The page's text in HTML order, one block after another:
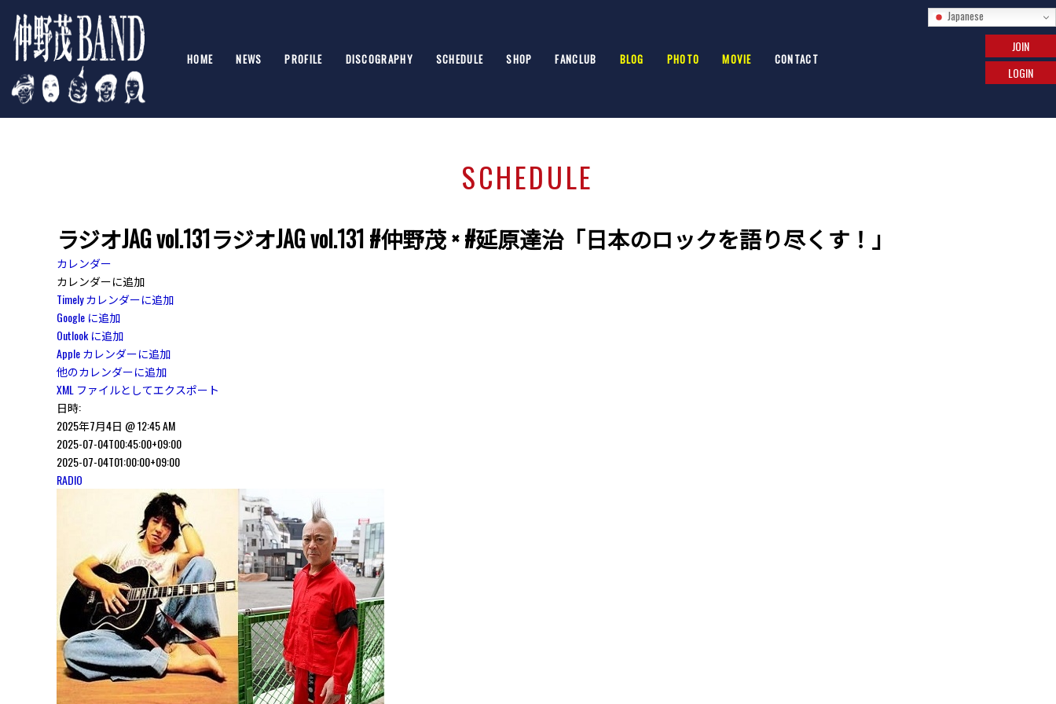
HOME NEWS PROFILE DISCOGRAPHY SCHEDULE SHOP FANCLUB BLOG PHOTO MOVIE CONTACT
JOIN
LOGIN
SCHEDULE
ラジオJAG vol.131ラジオJAG vol.131 #仲野茂 × #延原達治「日本のロックを語り尽くす！」
カレンダー
カレンダーに追加
Timely カレンダーに追加
Google に追加
Outlook に追加
Apple カレンダーに追加
他のカレンダーに追加
XML ファイルとしてエクスポート
日時:
2025年7月4日 @ 12:45 AM
2025-07-04T00:45:00+09:00
2025-07-04T01:00:00+09:00
RADIO
Japanese